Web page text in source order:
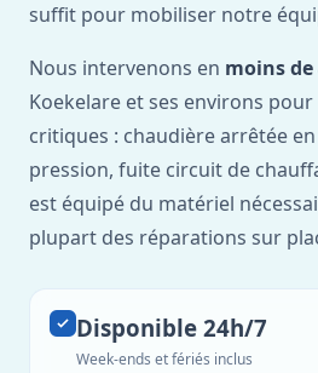
suffit pour mobiliser notre
Nous intervenons en moins
Koekelare et ses environs
critiques : chaudière arrêtée
pression, fuite circuit de
est équipé du matériel
plupart des réparations sur
Disponible 24h/7
Week-ends et fériés inclus